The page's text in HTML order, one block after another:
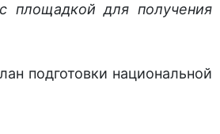
площадкой для получения
подготовки национальной